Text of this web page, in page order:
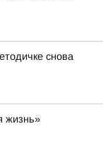
снова
жизнь»